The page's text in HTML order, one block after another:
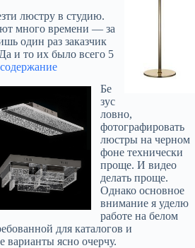
люстру в студию.
много времени — за
один раз заказчик
и то их было всего 5
Бе
зус
ловно,
фотографировать
люстры на черном
фоне технически
проще. И видео
делать проще.
Однако основное
внимание я уделю
работе на белом
для каталогов и
варианты ясно очерчу.